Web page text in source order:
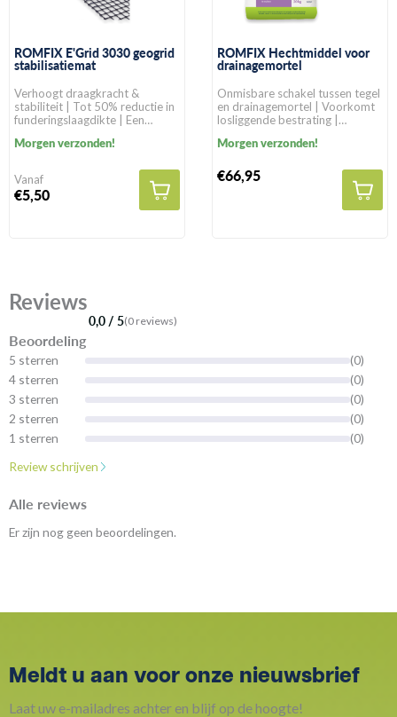
ROMFIX E'Grid 3030 geogrid
stabilisatiemat
Verhoogt draagkracht &
stabiliteit | Tot 50% reductie in
funderingslaagdikte | Een
natuurlijke gronden
Morgen verzonden!
Vanaf
€5,50
ROMFIX Hechtmiddel voor
drainagemortel
Onmisbare schakel tussen tegel
en drainagemortel | Voorkomt
losliggende bestrating |
bestratingssoorten
Morgen verzonden!
€66,95
Reviews
0,0 / 5(0 reviews)
Beoordeling
5 sterren
(0)
4 sterren
(0)
3 sterren
(0)
2 sterren
(0)
1 sterren
(0)
Review schrijven
Alle reviews
Er zijn nog geen beoordelingen.
Meldt u aan voor onze nieuwsbrief
Laat uw e-mailadres achter en blijf op de hoogte!